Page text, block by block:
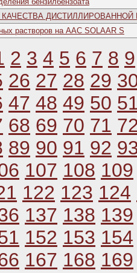
КАЧЕСТВА
растворов на ААС SOLAAR S
2 3 4 5 6 7 8 9
26 27 28 29
47 48 49 50
68 69 70 71
89 90 91 92
107 108 109
122 123 124
137 138 139
152 153 154
167 168 169